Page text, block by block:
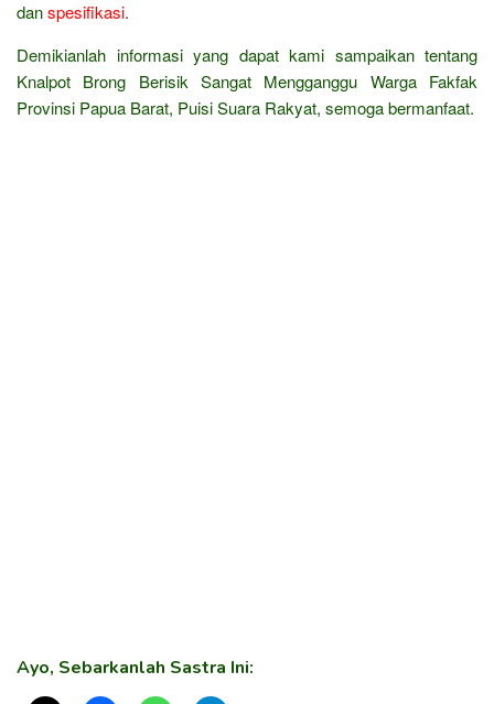
danspesifikasi.
Demikianlah informasi yang dapat kami sampaikan tentang
Knalpot Brong Berisik Sangat Mengganggu Warga Fakfak
Provinsi Papua Barat, Puisi Suara Rakyat, semoga bermanfaat.
Ayo, Sebarkanlah Sastra Ini: